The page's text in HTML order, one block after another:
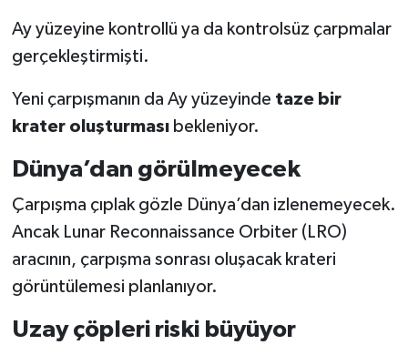
Ay yüzeyine kontrollü ya da kontrolsüz çarpmalar
gerçekleştirmişti.
Yeni çarpışmanın da Ay yüzeyinde taze bir
krater oluşturmasıbekleniyor.
Dünya’dan görülmeyecek
Çarpışma çıplak gözle Dünya’dan izlenemeyecek.
Ancak Lunar Reconnaissance Orbiter (LRO)
aracının, çarpışma sonrası oluşacak krateri
görüntülemesi planlanıyor.
Uzay çöpleri riski büyüyor